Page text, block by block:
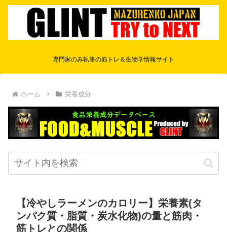
専門家のみ執筆の筋トレ＆生物学情報サイト
ホーム 栄養成分
【冷やしラーメンのカロリー】栄養素(タ
ンパク質・脂質・炭水化物)の量と筋肉・
筋トレとの関係